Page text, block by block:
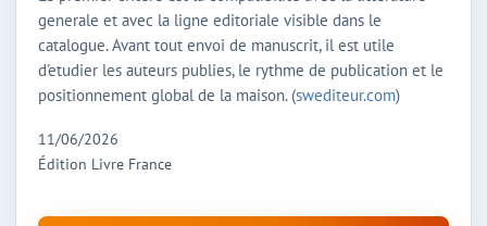
generale et avec la ligne editoriale visible dans le
catalogue. Avant tout envoi de manuscrit, il est utile
d'etudier les auteurs publies, le rythme de publication et le
positionnement global de la maison. (swediteur.com)
11/06/2026
Édition Livre France